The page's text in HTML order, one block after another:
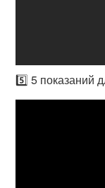
5️⃣ 5 показаний